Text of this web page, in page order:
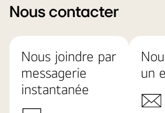
Nous contacter
Nous joindre par
messagerie
instantanée
un